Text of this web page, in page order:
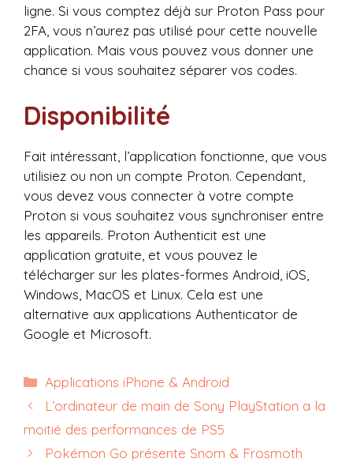
ligne. Si vous comptez déjà sur Proton Pass pour
2FA, vous n’aurez pas utilisé pour cette nouvelle
application. Mais vous pouvez vous donner une
chance si vous souhaitez séparer vos codes.
Disponibilité
Fait intéressant, l’application fonctionne, que vous
utilisiez ou non un compte Proton. Cependant,
vous devez vous connecter à votre compte
Proton si vous souhaitez vous synchroniser entre
les appareils. Proton Authenticit est une
application gratuite, et vous pouvez le
télécharger sur les plates-formes Android, iOS,
Windows, MacOS et Linux. Cela est une
alternative aux applications Authenticator de
Google et Microsoft.
Catégories
Applications iPhone & Android
L’ordinateur de main de Sony PlayStation a la
moitié des performances de PS5
Pokémon Go présente Snom & Frosmoth